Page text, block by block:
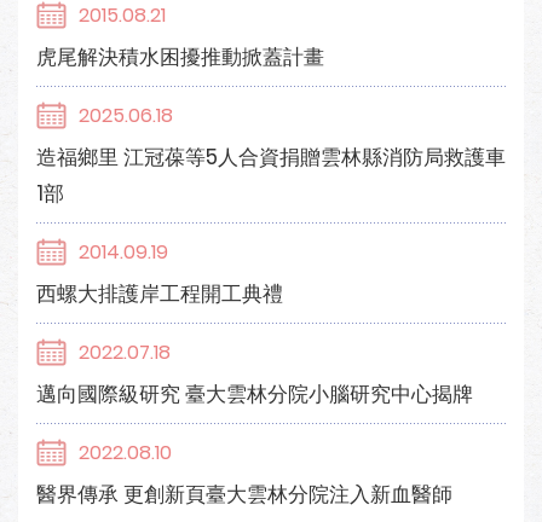
2015.08.21
虎尾解決積水困擾推動掀蓋計畫
2025.06.18
造福鄉里 江冠葆等5人合資捐贈雲林縣消防局救護車
1部
2014.09.19
西螺大排護岸工程開工典禮
2022.07.18
邁向國際級研究 臺大雲林分院小腦研究中心揭牌
2022.08.10
醫界傳承 更創新頁臺大雲林分院注入新血醫師